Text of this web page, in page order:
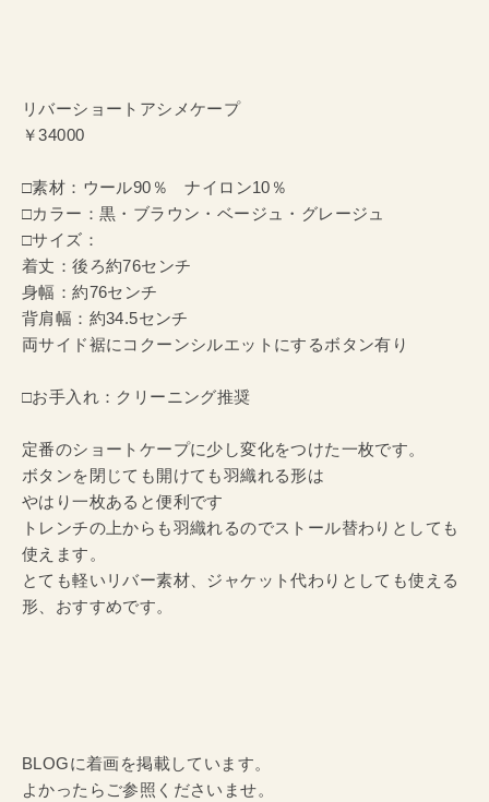
リバーショートアシメケープ
￥34000
□素材：ウール90％ ナイロン10％
□カラー：黒・ブラウン・ベージュ・グレージュ
□サイズ：
着丈：後ろ約76センチ
身幅：約76センチ
背肩幅：約34.5センチ
両サイド裾にコクーンシルエットにするボタン有り
□お手入れ：クリーニング推奨
定番のショートケープに少し変化をつけた一枚です。
ボタンを閉じても開けても羽織れる形は
やはり一枚あると便利です
トレンチの上からも羽織れるのでストール替わりとしても
使えます。
とても軽いリバー素材、ジャケット代わりとしても使える
形、おすすめです。
BLOGに着画を掲載しています。
よかったらご参照くださいませ。